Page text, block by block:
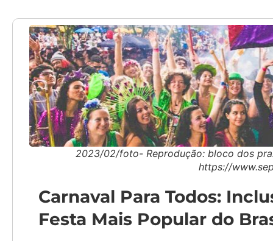
2023/02/foto- Reprodução: bloco dos
https://
Carnaval Para Todos:
Festa Mais Popular do